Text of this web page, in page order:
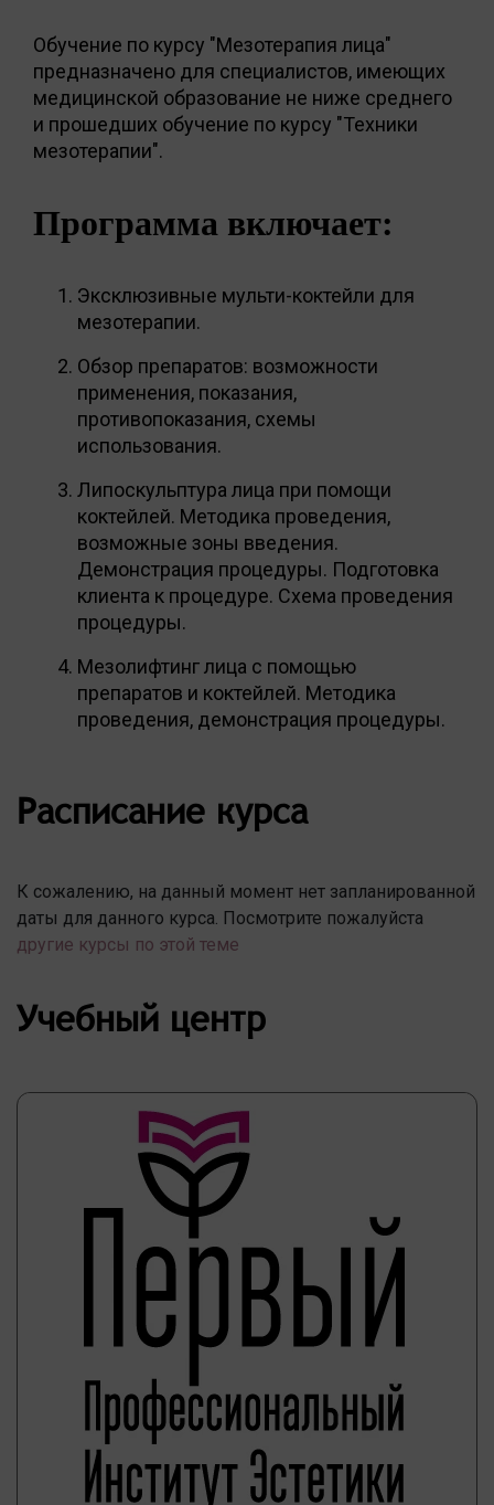
Обучение по курсу "Мезотерапия лица"
предназначено для специалистов, имеющих
медицинской образование не ниже среднего
и прошедших обучение по курсу "Техники
мезотерапии".
Программа включает:
Эксклюзивные мульти-коктейли для
мезотерапии.
Обзор препаратов: возможности
применения, показания,
противопоказания, схемы
использования.
Липоскульптура лица при помощи
коктейлей. Методика проведения,
возможные зоны введения.
Демонстрация процедуры. Подготовка
клиента к процедуре. Схема проведения
процедуры.
Мезолифтинг лица с помощью
препаратов и коктейлей. Методика
проведения, демонстрация процедуры.
Расписание курса
К сожалению, на данный момент нет запланированной
даты для данного курса. Посмотрите пожалуйста
другие курсы по этой теме
Учебный центр